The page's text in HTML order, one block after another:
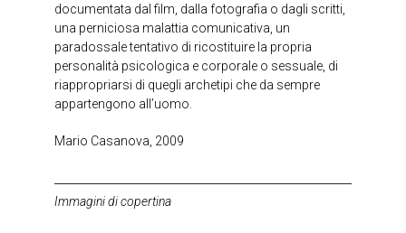
documentata dal film, dalla fotografia o dagli scritti,
una perniciosa malattia comunicativa, un
paradossale tentativo di ricostituire la propria
personalità psicologica e corporale o sessuale, di
riappropriarsi di quegli archetipi che da sempre
appartengono all’uomo.
Mario Casanova, 2009
Immagini di copertina